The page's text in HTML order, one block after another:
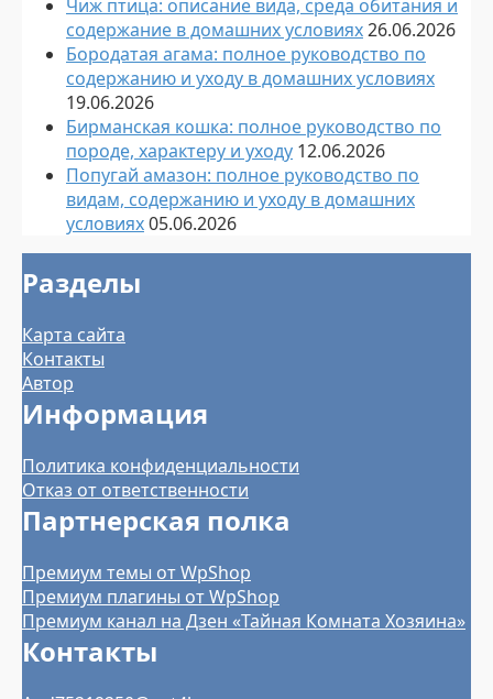
Чиж птица: описание вида, среда обитания и
содержание в домашних условиях26.06.2026
Бородатая агама: полное руководство по
содержанию и уходу в домашних условиях
19.06.2026
Бирманская кошка: полное руководство по
породе, характеру и уходу 12.06.2026
Попугай амазон: полное руководство по
видам, содержанию и уходу в домашних
условиях05.06.2026
Разделы
Карта сайта
Контакты
Автор
Информация
Политика конфиденциальности
Отказ от ответственности
Партнерская полка
Премиум темы от WpShop
Премиум плагины от WpShop
Премиум канал на Дзен «Тайная Комната Хозяина»
Контакты